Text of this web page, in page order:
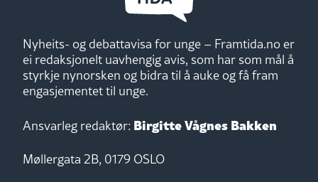
Nyheits- og debattavisa for unge – Framtida.no er
ei redaksjonelt uavhengig avis, som har som mål å
styrkje nynorsken og bidra til å auke og få fram
engasjementet til unge.
Ansvarleg redaktør: Birgitte Vågnes Bakken
Møllergata 2B, 0179 OSLO